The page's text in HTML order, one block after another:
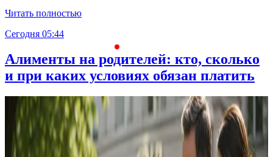
Читать полностью
Сегодня 05:44
Алименты на родителей: кто, сколько
и при каких условиях обязан платить